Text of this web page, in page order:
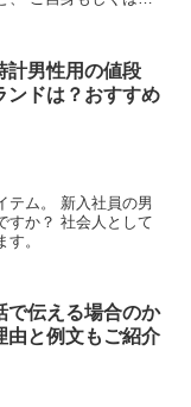
計男性用の値段
ンドは？おすすめ
テム。 新入社員の男
すか？ 社会人として
。
で伝える場合のか
由と例文もご紹介